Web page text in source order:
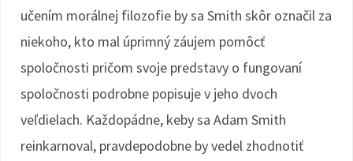
učením morálnej filozofie by sa Smith skôr označil za
niekoho, kto mal úprimný záujem pomôcť
spoločnosti pričom svoje predstavy o fungovaní
spoločnosti podrobne popisuje v jeho dvoch
veľdielach. Každopádne, keby sa Adam Smith
reinkarnoval, pravdepodobne by vedel zhodnotiť